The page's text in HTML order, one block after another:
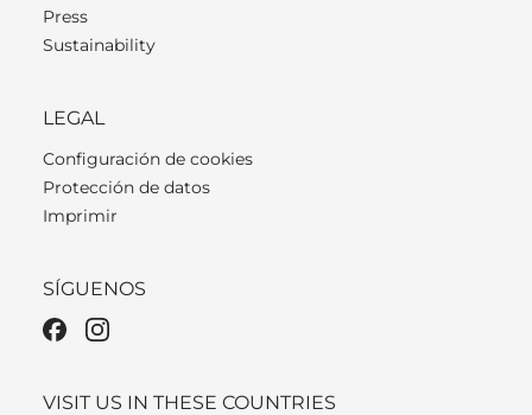
Press
Sustainability
LEGAL
Configuración de cookies
Protección de datos
Imprimir
SÍGUENOS
VISIT US IN THESE COUNTRIES